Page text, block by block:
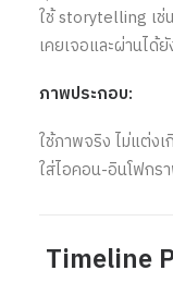
ใช้ storytelling เช่
เคยเจอและผ่านได้ยั
ภาพประกอบ:
ใช้ภาพจริง ไม่แต่ง
ใส่ไอคอน-อินโฟกร
Timeline